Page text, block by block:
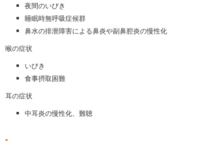
夜間のいびき
睡眠時無呼吸症候群
鼻水の排泄障害による鼻炎や副鼻腔炎の慢性化
喉の症状
いびき
食事摂取困難
耳の症状
中耳炎の慢性化、難聴